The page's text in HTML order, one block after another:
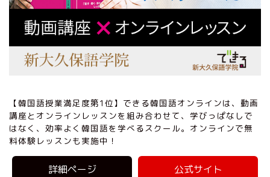
【韓国語授業満足度第1位】できる韓国語オンラインは、動画
講座とオンラインレッスンを組み合わせて、学びっぱなしで
はなく、効率よく韓国語を学べるスクール。オンラインで無
料体験レッスンも実施中！
詳細ページ 公式サイト